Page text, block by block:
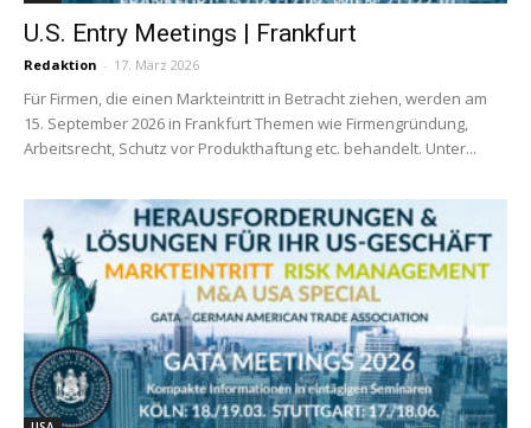
U.S. Entry Meetings | Frankfurt
Redaktion - 17. März 2026
Für Firmen, die einen Markteintritt in Betracht ziehen, werden am
15. September 2026 in Frankfurt Themen wie Firmengründung,
Arbeitsrecht, Schutz vor Produkthaftung etc. behandelt. Unter...